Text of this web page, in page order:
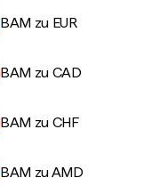
BAM zu EUR
BAM zu CAD
BAM zu CHF
BAM zu AMD